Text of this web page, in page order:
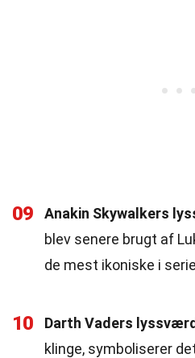
09 Anakin Skywalkers
blev senere brugt af
de mest ikoniske i
10 Darth Vaders lyssværd
klinge, symboliserer